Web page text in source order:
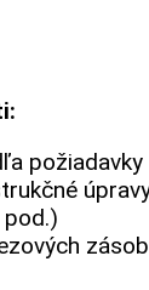
požiadavky